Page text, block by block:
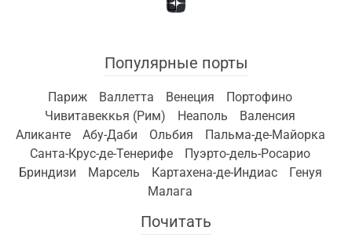
Популярные порты
Париж Валлетта Венеция
Портофино
Чивитавеккья (Рим)
Неаполь
Валенсия
Аликанте
Абу-Даби Ольбия
Пальма-де-Майорка
Санта-Крус-де-Тенерифе
Пуэрто-дель-Росарио
Бриндизи
Марсель Картахена-де-Индиас
Генуя
Малага
Почитать